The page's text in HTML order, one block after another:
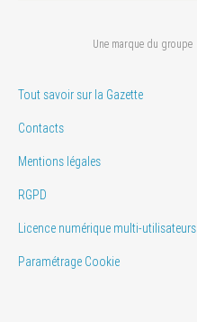
Une marque du groupe
Tout savoir sur la Gazette
Contacts
Mentions légales
RGPD
Licence numérique multi-utilisateurs
Paramétrage Cookie